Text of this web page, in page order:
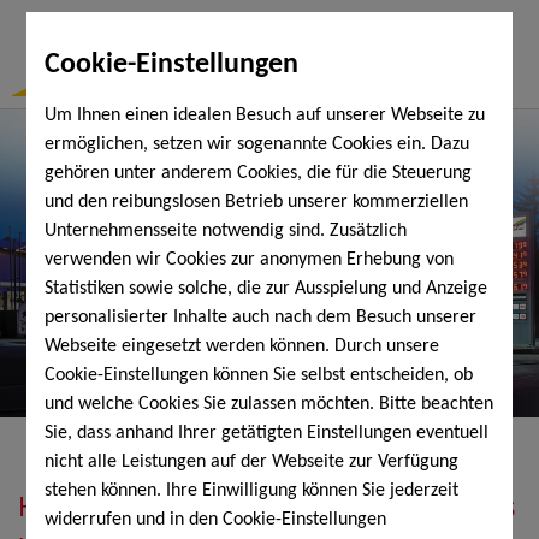
Cookie-Einstellungen
Um Ihnen einen idealen Besuch auf unserer Webseite zu
ermöglichen, setzen wir sogenannte Cookies ein. Dazu
gehören unter anderem Cookies, die für die Steuerung
und den reibungslosen Betrieb unserer kommerziellen
Unternehmensseite notwendig sind. Zusätzlich
verwenden wir Cookies zur anonymen Erhebung von
Statistiken sowie solche, die zur Ausspielung und Anzeige
personalisierter Inhalte auch nach dem Besuch unserer
Webseite eingesetzt werden können. Durch unsere
Cookie-Einstellungen können Sie selbst entscheiden, ob
und welche Cookies Sie zulassen möchten. Bitte beachten
Sie, dass anhand Ihrer getätigten Einstellungen eventuell
nicht alle Leistungen auf der Webseite zur Verfügung
stehen können. Ihre Einwilligung können Sie jederzeit
widerrufen und in den Cookie-Einstellungen
Heizöl, Diesel, Schmierstoffe, Holzpellets